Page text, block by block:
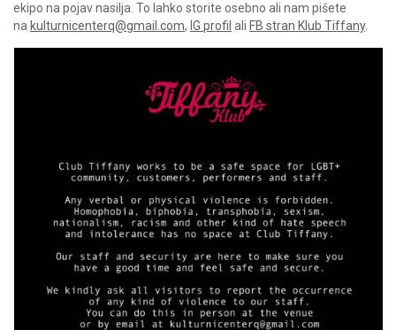
ekipo na pojav nasilja. To lahko storite osebno ali nam pišete
na kulturnicenterq@gmail.com, IG profil ali FB stran Klub Tiffany.